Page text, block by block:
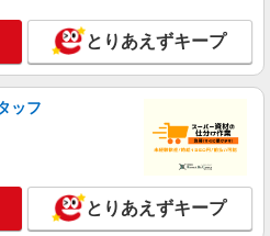
とりあえずキープ
ッフ
とりあえずキープ